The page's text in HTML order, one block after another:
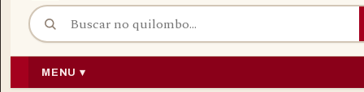
PULAR PARA O CONTEÚDO
BUSCAR POR:
MENU ▾